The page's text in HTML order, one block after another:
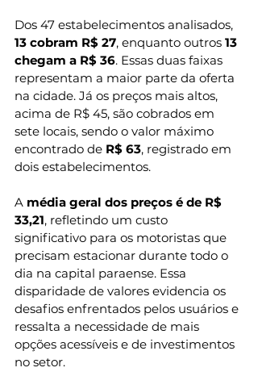
Dos 47 estabelecimentos analisados,
13 cobram R$ 27, enquanto outros 13
chegam a R$ 36. Essas duas faixas
representam a maior parte da oferta
na cidade. Já os preços mais altos,
acima de R$ 45, são cobrados em
sete locais, sendo o valor máximo
encontrado de R$ 63, registrado em
dois estabelecimentos.
A média geral dos preços é de R$
33,21, refletindo um custo
significativo para os motoristas que
precisam estacionar durante todo o
dia na capital paraense. Essa
disparidade de valores evidencia os
desafios enfrentados pelos usuários e
ressalta a necessidade de mais
opções acessíveis e de investimentos
no setor.